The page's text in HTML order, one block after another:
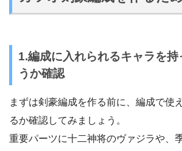
1.編成に入れられるキャラを
うか確認
まずは剣豪編成を作る前に、編成で使
るか確認してみましょう。
重要パーツに十二神将のヴァジラや、